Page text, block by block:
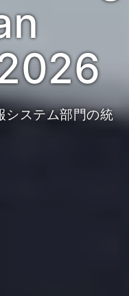
システム部門の統